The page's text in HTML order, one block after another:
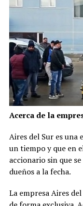
Acerca de la
Aires del Sur es una
un tiempo y que en
accionario sin que
dueños a la fecha.
La empresa Aires